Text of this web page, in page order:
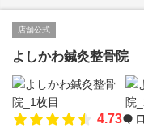
店舗公式
よしかわ鍼灸整骨院
4.73